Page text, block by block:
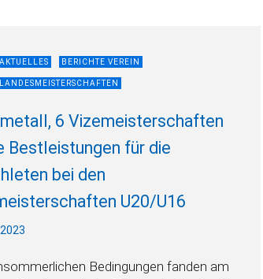
AKTUELLES BERICHTE VEREIN
LANDESMEISTERSCHAFTEN
6 Vizemeisterschaften
Bestleistungen für die
bei den
U20/U16
Bedingungen fanden am